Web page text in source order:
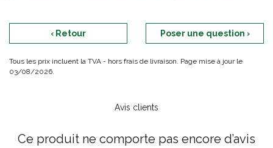
‹ Retour Poser une question ›
Tous les prix incluent la TVA - hors frais de livraison. Page mise à jour le
03/08/2026.
Avis clients
Ce produit ne comporte pas encore d’avis